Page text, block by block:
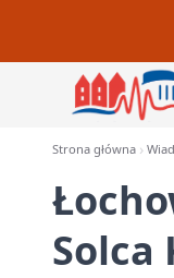
Strona główna